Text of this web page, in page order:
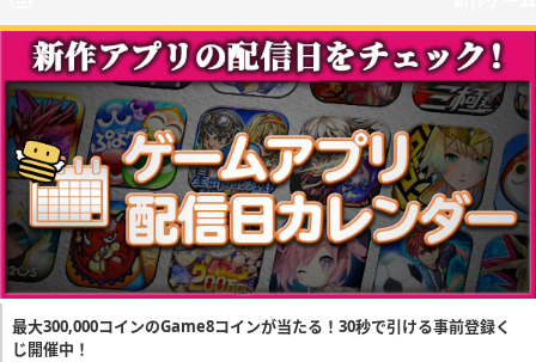
最大300,000コインのGame8コインが当たる！30秒で引ける事前登録く
じ開催中！